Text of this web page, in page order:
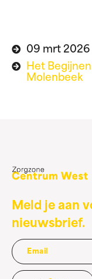
09 mrt
Het
Molenbeek
Meld je aan
nieuwsbrief.